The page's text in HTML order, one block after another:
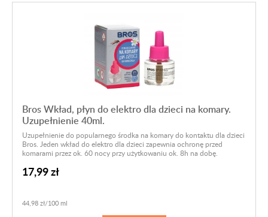
Bros Wkład, płyn do elektro dla dzieci na komary.
Uzupełnienie 40ml.
Uzupełnienie do popularnego środka na komary do kontaktu dla dzieci
Bros. Jeden wkład do elektro dla dzieci zapewnia ochronę przed
komarami przez ok. 60 nocy przy użytkowaniu ok. 8h na dobę.
17,99 zł
44,98 zł/100 ml